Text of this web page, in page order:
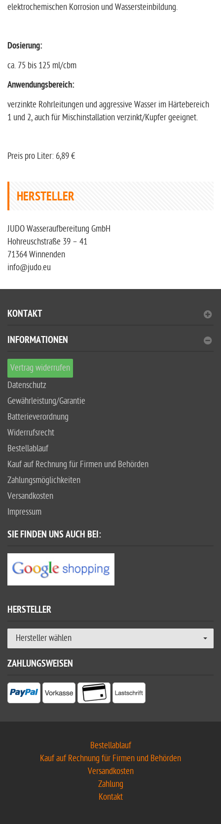
elektrochemischen Korrosion und Wassersteinbildung.
Dosierung:
ca. 75 bis 125 ml/cbm
Anwendungsbereich:
verzinkte Rohrleitungen und aggressive Wasser im Härtebereich
1 und 2, auch für Mischinstallation verzinkt/Kupfer geeignet.
Preis pro Liter: 6,89 €
HERSTELLER
JUDO Wasseraufbereitung GmbH
Hohreuschstraße 39 – 41
71364 Winnenden
info@judo.eu
KONTAKT
INFORMATIONEN
Vertrag widerrufen
Datenschutz
Gewährleistung/Garantie
Batterieverordnung
Widerrufsrecht
Bestellablauf
Kauf auf Rechnung für Firmen und Behörden
Zahlungsmöglichkeiten
Versandkosten
Impressum
SIE FINDEN UNS AUCH BEI:
HERSTELLER
Hersteller wählen
ZAHLUNGSWEISEN
Bestellablauf
Kauf auf Rechnung für Firmen und Behörden
Versandkosten
Zahlung
Kontakt